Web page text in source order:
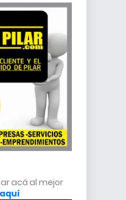
acá al mejor